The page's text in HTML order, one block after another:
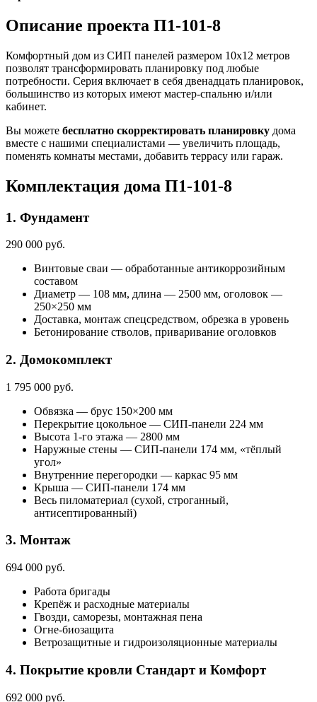
Описание проекта П1-101-8
Комфортный дом из СИП панелей размером 10х12 метров
позволят трансформировать планировку под любые
потребности. Серия включает в себя двенадцать планировок,
большинство из которых имеют мастер-спальню и/или
кабинет.
Вы можете бесплатно скорректировать планировку дома
вместе с нашими специалистами — увеличить площадь,
поменять комнаты местами, добавить террасу или гараж.
Комплектация дома П1-101-8
1. Фундамент
290 000 руб.
Винтовые сваи — обработанные антикоррозийным
составом
Диаметр — 108 мм, длина — 2500 мм, оголовок —
250×250 мм
Доставка, монтаж спецсредством, обрезка в уровень
Бетонирование стволов, приваривание оголовков
2. Домокомплект
1 795 000 руб.
Обвязка — брус 150×200 мм
Перекрытие цокольное — СИП-панели 224 мм
Высота 1-го этажа — 2800 мм
Наружные стены — СИП-панели 174 мм, «тёплый
угол»
Внутренние перегородки — каркас 95 мм
Крыша — СИП-панели 174 мм
Весь пиломатериал (сухой, строганный,
антисептированный)
3. Монтаж
694 000 руб.
Работа бригады
Крепёж и расходные материалы
Гвозди, саморезы, монтажная пена
Огне-биозащита
Ветрозащитные и гидроизоляционные материалы
4. Покрытие кровли Стандарт и Комфорт
692 000 руб.